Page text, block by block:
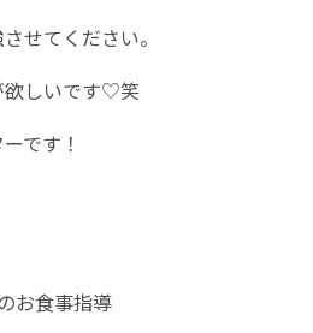
せてください。
欲しいです♡笑
です！
お食事指導